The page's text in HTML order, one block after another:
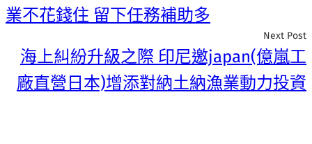
業不花錢住 留下任務補助多
Next Post
海上糾紛升級之際 印尼邀japan(億嵐工
廠直營日本)增添對納土納漁業動力投資